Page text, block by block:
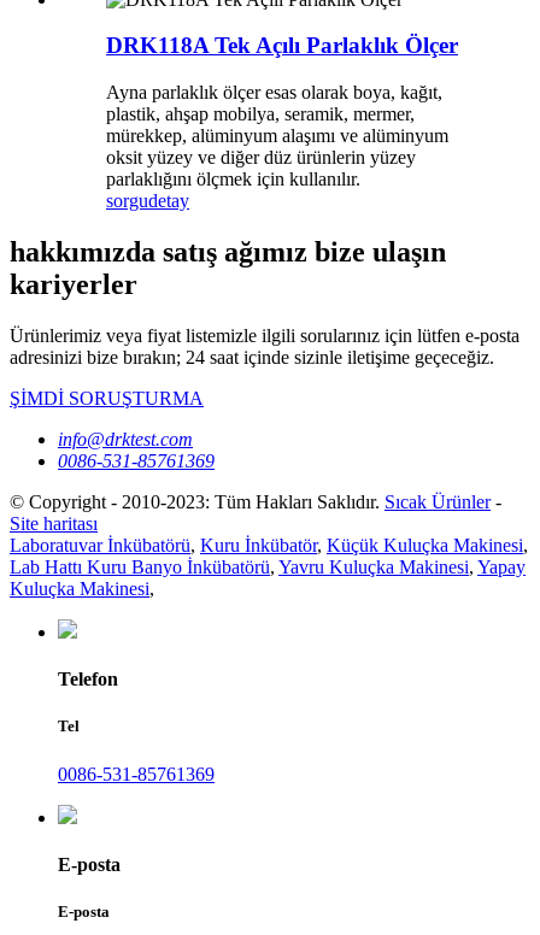
DRK118A Tek Açılı Parlaklık Ölçer
Ayna parlaklık ölçer esas olarak boya, kağıt,
plastik, ahşap mobilya, seramik, mermer,
mürekkep, alüminyum alaşımı ve alüminyum
oksit yüzey ve diğer düz ürünlerin yüzey
parlaklığını ölçmek için kullanılır.
sorgudetay
hakkımızda satış ağımız bize ulaşın
kariyerler
Ürünlerimiz veya fiyat listemizle ilgili sorularınız için lütfen e-posta
adresinizi bize bırakın; 24 saat içinde sizinle iletişime geçeceğiz.
ŞİMDİ SORUŞTURMA
info@drktest.com
0086-531-85761369
© Copyright - 2010-2023: Tüm Hakları Saklıdır. Sıcak Ürünler-
Site haritası
Laboratuvar İnkübatörü, Kuru İnkübatör, Küçük Kuluçka Makinesi,
Lab Hattı Kuru Banyo İnkübatörü, Yavru Kuluçka Makinesi, Yapay
Kuluçka Makinesi,
Telefon
Tel
0086-531-85761369
E-posta
E-posta